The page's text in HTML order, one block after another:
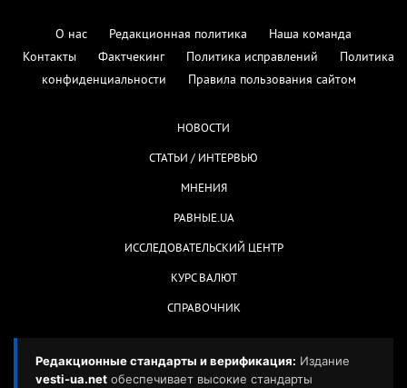
О нас Редакционная политика
Наша команда
Контакты
Фактчекинг Политика исправлений
Политика
конфиденциальности
Правила пользования сайтом
НОВОСТИ
СТАТЬИ / ИНТЕРВЬЮ
МНЕНИЯ
РАВНЫЕ.UA
ИССЛЕДОВАТЕЛЬСКИЙ ЦЕНТР
КУРС ВАЛЮТ
СПРАВОЧНИК
Редакционные стандарты и верификация: Издание
vesti-ua.net обеспечивает высокие стандарты